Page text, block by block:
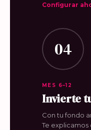
Configurar
04
MES 6–12
Invierte
Con tu fondo
Te explicamos